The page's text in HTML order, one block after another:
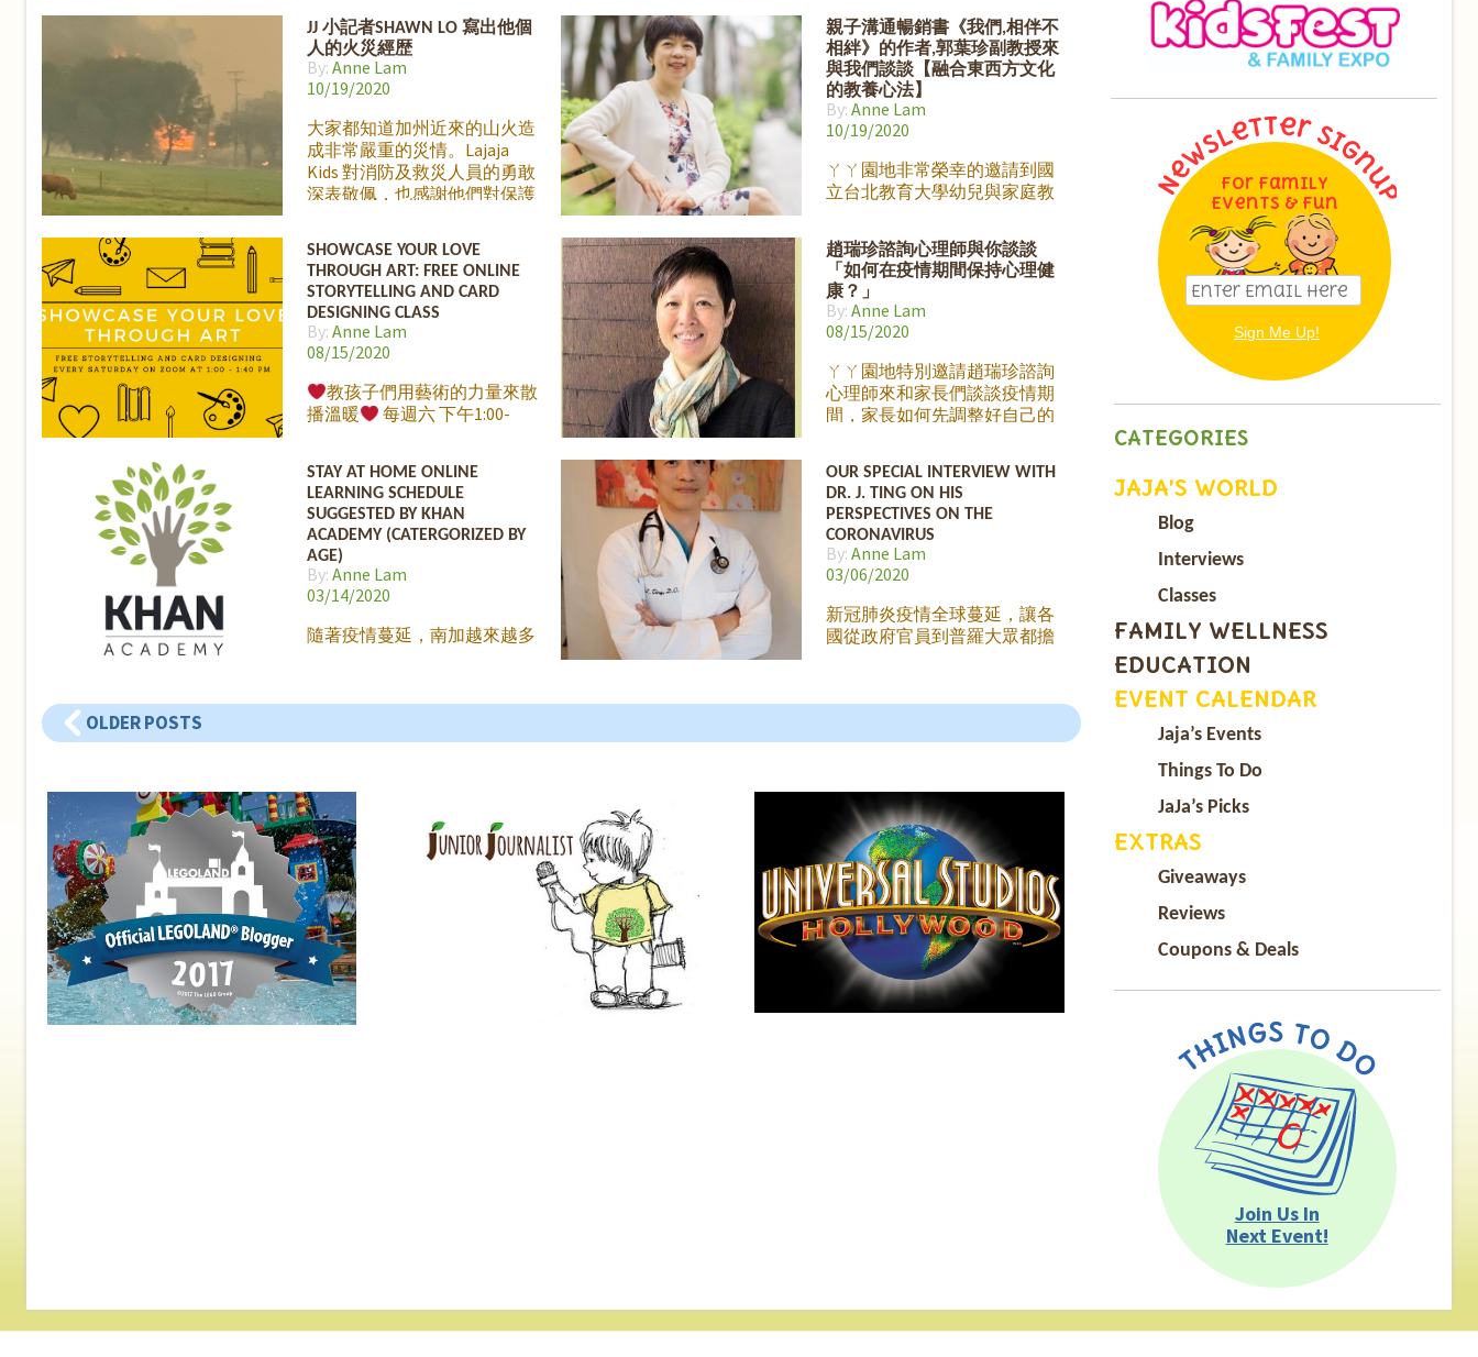
義。擁有一個美滿家庭的他，
將會和我們大家分享一些簡單
又容易實踐的方法，讓幸福成
為親子和家人之間一種持續的
感覺。11月21號 星期六晚上 7
點 (PST), 我們ㄚㄚ園地
Facebook Live見!
麼吸引青少年？即使你的孩子
不抽電子菸,做父母的我們對電
子菸的了解也是非常必須的。
電子菸頻向青少年招手,父母準
備好了嗎? 丫ㄚ園地特別邀請
我們的好朋友Irene 和她的孩
子Dimitri Lin，一位積極參與
電子煙防制活動的高中生，以
其觀察與研究的經驗，來跟華
ㄧ直在學校及社區做電子煙的
教育防制活動，在2019年發起
禁電子煙廣告petition, 在短短
三週就獲得三萬人的簽署，他
也與參眾議員開會討論青少年
的電子煙議題，目前積極參與
美國癌症協會的活動。 以下是
Irene 為此活動的介紹, 邀請您
JJ 小記者SHAWN LO 寫出他個
人的火災經歴
By: Anne Lam
10/19/2020
大家都知道加州近來的山火造
成非常嚴重的災情。Lajaja
Kids 對消防及救災人員的勇敢
深表敬佩，也感謝他們對保護
想要盡一點力量，歡迎加入
Meal Train 好讓消防人員能獲
得免費的餐點。我們也歡迎孩
子們寫個卡片給辛苦的消防救
災人員。請加入我們每周六的
免費網課: Showcase Your Love
故事及卡片製作。 以下是我們
JJ
親子溝通暢銷書《我們,相伴不
相絆》的作者,郭葉珍副教授來
與我們談談【融合東西方文化
的教養心法】
By: Anne Lam
10/19/2020
ㄚㄚ園地非常榮幸的邀請到國
立台北教育大學幼兒與家庭教
們談談談她與孩子的相處故
事。 郭葉珍老師是親子溝通暢
銷書《我們,相伴不相絆》的作
者，有著最暖心的「國民媽
媽」之稱, 她的 一篇文章觸動
30萬顆媽媽的心, 引來媒體競
相報導。 觀看直播請
到: https://www.facebook.com/watch/?
v=807512436687142
SHOWCASE YOUR LOVE
THROUGH ART: FREE ONLINE
STORYTELLING AND CARD
DESIGNING CLASS
By: Anne Lam
08/15/2020
教孩子們用藝術的力量來散
播溫暖
每週六 下午1:00-
作卡片。 週六我們將要為
Limestone Manor，獻上我們
的關懷。 如果無法上課也沒有
關係喔，只要在任何時間將畫
好的卡片或者圖畫 upload
趙瑞珍諮詢心理師與你談談
「如何在疫情期間保持心理健
康？」
By: Anne Lam
08/15/2020
ㄚㄚ園地特別邀請趙瑞珍諮詢
心理師來和家長們談談疫情期
間，家長如何先調整好自己的
STAY AT HOME ONLINE
LEARNING SCHEDULE
SUGGESTED BY KHAN
ACADEMY (CATERGORIZED BY
AGE)
By: Anne Lam
03/14/2020
隨著疫情蔓延，南加越來越多
早到晚宅在家，學習動機和能
幫助孩子充分利用上網的時間
易。 網上學習網站的權威
Khan Academy 最近公佈了一
個為在家進行網上學習的學生
推介日程時間表，按年齡和年
級區分，非常實用，大家可以
下載作為參考！
this 鏈接 >>>
OUR SPECIAL INTERVIEW WITH
DR. J. TING ON HIS
PERSPECTIVES ON THE
CORONAVIRUS
By: Anne Lam
03/06/2020
新冠肺炎疫情全球蔓延，讓各
國從政府官員到普羅大眾都擔
控制。丫丫園地的小記者們一
握機會與一位重要人物進行採
漢撤僑專機機長～～丁毓麟醫
師 Dr. J. Ting !身兼醫生與機長
的丁醫生是一位非常傑出與特
別的人物，這次美國由武漢撤
僑的專機也是由他負責駕駛。
丁醫師熱心公益多才多藝，除
了熱愛飛行之外，他也現任加
州 City of Hope 醫院的特約醫
師，擁有多年豐富臨床經驗。
我們很高興這次能邀請他和大
家分享他的人生經歷，包括他
OLDER POSTS
CATEGORIES
JAJA’S WORLD
Blog
Interviews
Classes
FAMILY WELLNESS
EDUCATION
EVENT CALENDAR
Jaja’s Events
Things To Do
JaJa’s Picks
EXTRAS
Giveaways
Reviews
Coupons & Deals
For Family
Events & Fun
Join Us In
Next Event!